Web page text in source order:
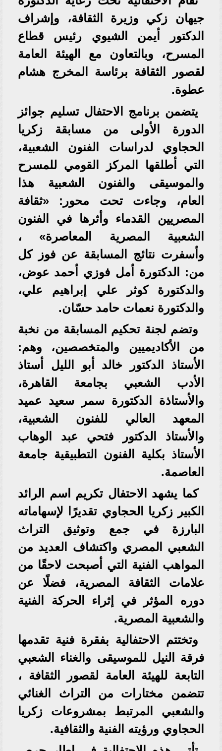
جيهان زكي وزيرة الثقافة، وإشراف
الدكتور أيمن الشيوي رئيس قطاع
المسرح، وبالتعاون مع الهيئة العامة
لقصور الثقافة برئاسة المخرج هشام
عطوة.
يتضمن برنامج الاحتفال تسليم جوائز
الدورة الأولى من مسابقة زكريا
الحجاوي لدراسات الفنون الشعبية،
التي أطلقها المركز القومي للمسرح
والموسيقى والفنون الشعبية هذا
العام، وجاءت تحت محور: «ثقافة
المصريين القدماء وأثرها في الفنون
الشعبية المصرية المعاصرة» ،
وأسفرت نتائج المسابقة عن فوز كل
من: الدكتورة أمل فوزي أحمد عوض،
والدكتورة كوثر علي إبراهيم علي،
والدكتورة نعمات حامد حسّان.
وتضم لجنة تحكيم المسابقة من نخبة
من الأكاديميين والمتخصصين، وهم:
الأستاذ الدكتور خالد أبو الليل أستاذ
الأدب الشعبي بجامعة القاهرة،
والأستاذة الدكتورة سمر سعيد عميد
المعهد العالي للفنون الشعبية،
والأستاذ الدكتور فتحي عبد الوهاب
الأستاذ بكلية الفنون التطبيقية جامعة
العاصمة.
كما يشهد الاحتفال تكريم اسم الرائد
الكبير زكريا الحجاوي تقديرًا لإسهاماته
البارزة في جمع وتوثيق التراث
الشعبي المصري واكتشاف العديد من
المواهب الفنية التي أصبحت لاحقًا من
علامات الثقافة المصرية، فضلًا عن
دوره المؤثر في إثراء الحركة الفنية
والشعبية المصرية.
وتختتم الاحتفالية بفقرة فنية تقدمها
فرقة النيل للموسيقى والغناء الشعبي
التابعة للهيئة العامة لقصور الثقافة ،
تتضمن مختارات من التراث الغنائي
والشعبي المرتبط بمشروعات زكريا
الحجاوي ورؤيته الفنية والثقافية.